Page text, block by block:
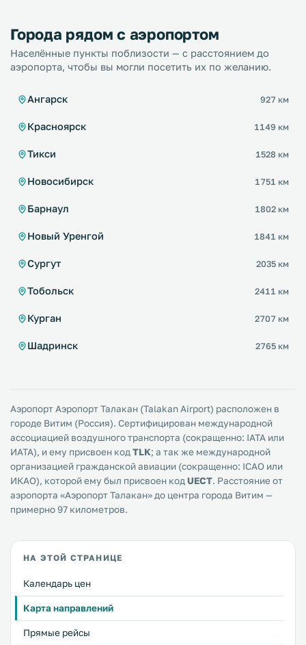
Города рядом с аэропортом
Населённые пункты поблизости — с расстоянием до
аэропорта, чтобы вы могли посетить их по желанию.
Ангарск 927 км
Красноярск 1149 км
Тикси 1528 км
Новосибирск 1751 км
Барнаул 1802 км
Новый Уренгой 1841 км
Сургут 2035 км
Тобольск 2411 км
Курган 2707 км
Шадринск 2765 км
Аэропорт Аэропорт Талакан (Talakan Airport) расположен в
городе Витим (Россия). Сертифицирован международной
ассоциацией воздушного транспорта (сокращенно: IATA или
ИАТА), и ему присвоен код TLK; а так же международной
организацией гражданской авиации (сокращенно: ICAO или
ИКАО), которой ему был присвоен код UECT. Расстояние от
аэропорта «Аэропорт Талакан» до центра города Витим —
примерно 97 километров.
НА ЭТОЙ СТРАНИЦЕ
Календарь цен
Карта направлений
Прямые рейсы